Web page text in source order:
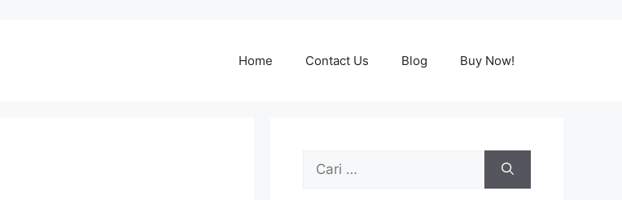
Home Contact Us Blog Buy Now!
Cari